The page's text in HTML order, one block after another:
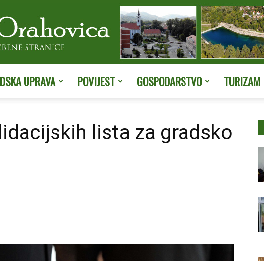
UPRAVA POVIJEST GOSPODARSTVO TURIZAM
lista za gradsko